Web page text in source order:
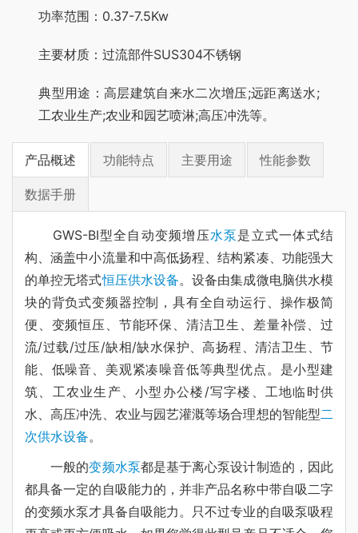
功率范围：0.37-7.5Kw
主要材质：过流部件SUS304不锈钢
典型用途：高层建筑自来水二次增压;远距离送水;
工农业生产;农业和园艺喷淋;高压冲洗等。
产品概述 功能特点 主要用途 性能参数
数据手册
GWS-BI型全自动变频增压水泵是立式一体式结
构、涵盖中小流量和中高低扬程、结构紧凑、功能强大
的单控无塔式恒压供水设备。设备由集成微电脑供水模
块的背负式变频器控制，具有全自动运行、操作极简
便、变频恒压、节能环保、清洁卫生、差量补偿、过
流/过载/过压/缺相/缺水保护、高扬程、清洁卫生、节
能、低噪音、美观紧凑噪音低等典型优点。是小型建
筑、工农业生产、小型办公楼/写字楼、工地临时供
水、高压冲洗、农业与园艺灌溉等场合理想的智能型二
次供水设备。
一般的变频水泵都是基于离心泵设计制造的，因此
都具备一定的自吸能力的，并非产品名称中带自吸二字
的变频水泵才具备自吸能力。只不过专业的自吸泵吸程